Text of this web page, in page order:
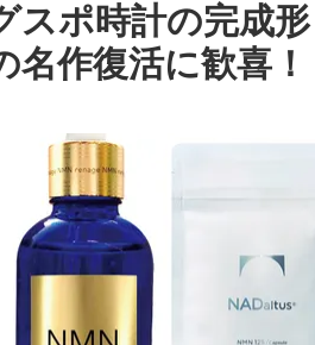
スポ時計の完成
名作復活に歓喜！